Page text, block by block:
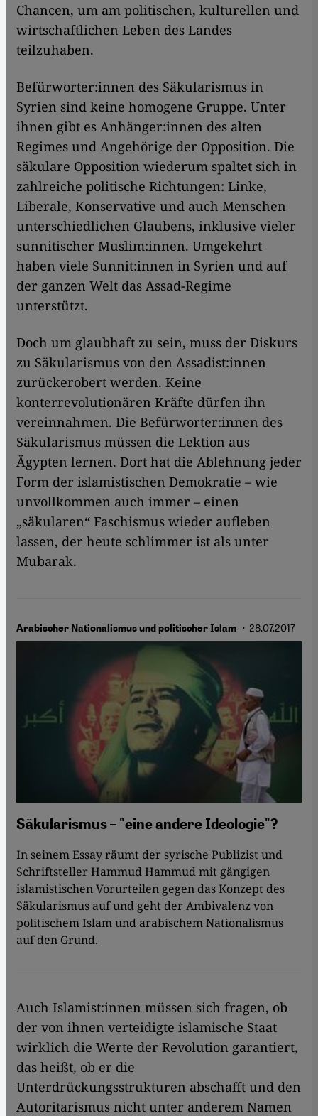
Chancen, um am politischen, kulturellen und
wirtschaftlichen Leben des Landes
teilzuhaben.
Befürworter:innen des Säkularismus in
Syrien sind keine homogene Gruppe. Unter
ihnen gibt es Anhänger:innen des alten
Regimes und Angehörige der Opposition. Die
säkulare Opposition wiederum spaltet sich in
zahlreiche politische Richtungen: Linke,
Liberale, Konservative und auch Menschen
unterschiedlichen Glaubens, inklusive vieler
sunnitischer Muslim:innen. Umgekehrt
haben viele Sunnit:innen in Syrien und auf
der ganzen Welt das Assad-Regime
unterstützt.
Doch um glaubhaft zu sein, muss der Diskurs
zu Säkularismus von den Assadist:innen
zurückerobert werden. Keine
konterrevolutionären Kräfte dürfen ihn
vereinnahmen. Die Befürworter:innen des
Säkularismus müssen die Lektion aus
Ägypten lernen. Dort hat die Ablehnung jeder
Form der islamistischen Demokratie – wie
unvollkommen auch immer – einen
„säkularen“ Faschismus wieder aufleben
lassen, der heute schlimmer ist als unter
Mubarak.
Arabischer Nationalismus und politischer Islam · 28.07.2017
Säkularismus – "eine andere Ideologie"?
In seinem Essay räumt der syrische Publizist und
Schriftsteller Hammud Hammud mit gängigen
islamistischen Vorurteilen gegen das Konzept des
Säkularismus auf und geht der Ambivalenz von
politischem Islam und arabischem Nationalismus
auf den Grund.
Auch Islamist:innen müssen sich fragen, ob
der von ihnen verteidigte islamische Staat
wirklich die Werte der Revolution garantiert,
das heißt, ob er die
Unterdrückungsstrukturen abschafft und den
Autoritarismus nicht unter anderem Namen